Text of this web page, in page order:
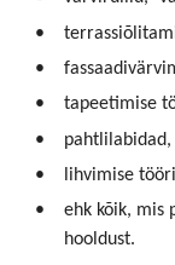
tapeetimise
pahtlilabidad,
lihvimise
ehk kõik, mis
hooldust.